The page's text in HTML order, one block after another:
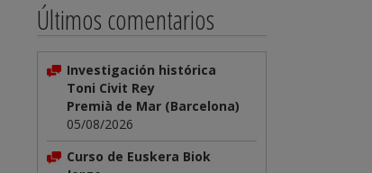
Últimos comentarios
Investigación histórica
Toni Civit Rey
Premià de Mar (Barcelona)
05/08/2026
Curso de Euskera Biok